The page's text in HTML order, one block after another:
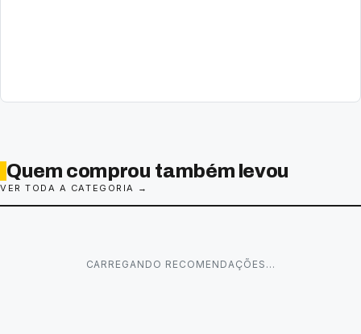
Quem comprou também levou
VER TODA A CATEGORIA →
CARREGANDO RECOMENDAÇÕES…